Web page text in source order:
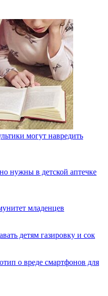
могут навредить
нужны в детской аптечке
младенцев
детям газировку и сок
о вреде смартфонов для